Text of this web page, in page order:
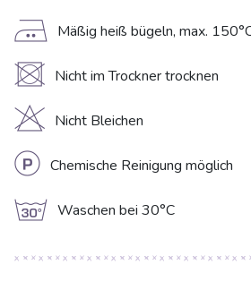
E Mäßig heiß bügeln, max.
U Nicht im Trockner trocknen
H Nicht Bleichen
L Chemische Reinigung möglich
g Waschen bei 30°C